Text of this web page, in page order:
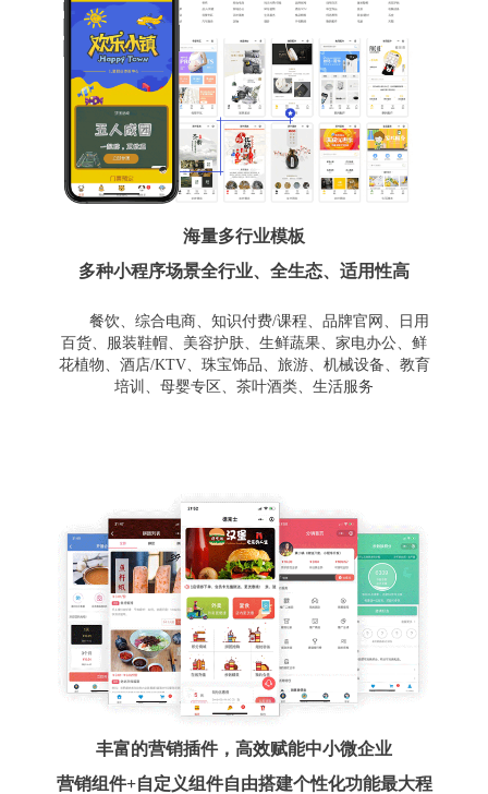
海量多行业模板
多种小程序场景全行业、全生态、适用性高
餐饮、综合电商、知识付费/课程、品牌官网、日用
百货、服装鞋帽、美容护肤、生鲜蔬果、家电办公、鲜
花植物、酒店/KTV、珠宝饰品、旅游、机械设备、教育
培训、母婴专区、茶叶酒类、生活服务
丰富的营销插件，高效赋能中小微企业
营销组件+自定义组件自由搭建个性化功能最大程